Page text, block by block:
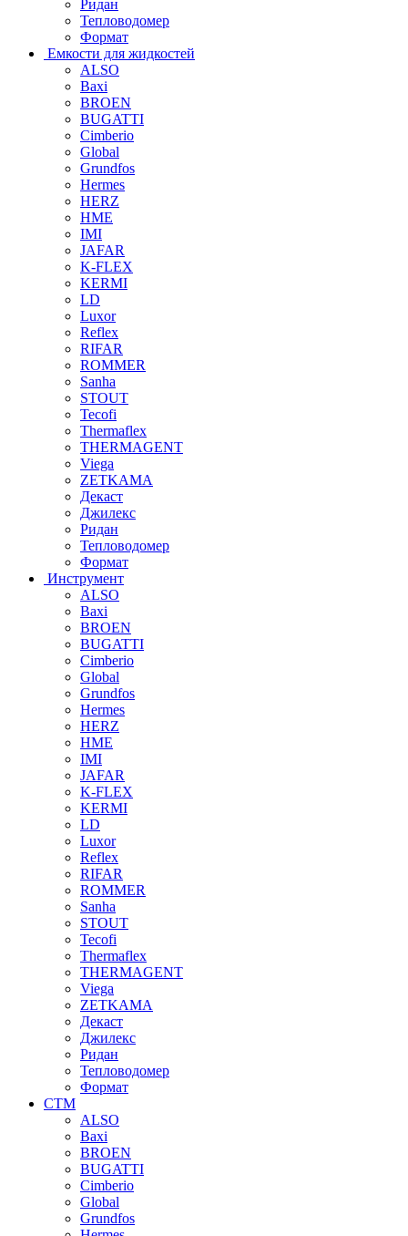
Ридан
Тепловодомер
Формат
Емкости для жидкостей
ALSO
Baxi
BROEN
BUGATTI
Cimberio
Global
Grundfos
Hermes
HERZ
HME
IMI
JAFAR
K-FLEX
KERMI
LD
Luxor
Reflex
RIFAR
ROMMER
Sanha
STOUT
Tecofi
Thermaflex
THERMAGENT
Viega
ZETKAMA
Декаст
Джилекс
Ридан
Тепловодомер
Формат
Инструмент
ALSO
Baxi
BROEN
BUGATTI
Cimberio
Global
Grundfos
Hermes
HERZ
HME
IMI
JAFAR
K-FLEX
KERMI
LD
Luxor
Reflex
RIFAR
ROMMER
Sanha
STOUT
Tecofi
Thermaflex
THERMAGENT
Viega
ZETKAMA
Декаст
Джилекс
Ридан
Тепловодомер
Формат
СТМ
ALSO
Baxi
BROEN
BUGATTI
Cimberio
Global
Grundfos